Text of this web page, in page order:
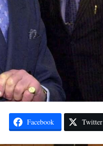
Facebook Twitter